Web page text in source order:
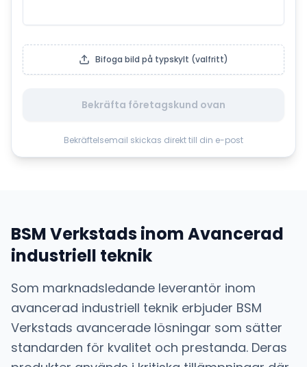
Bifoga bild på typskylt (valfritt)
Bekräfta företagskund ovan
Bekräftelsemail skickas direkt till din e-post
BSM VerkstadsinomAvancerad
industriell teknik
Som marknadsledande leverantör inom
avancerad industriell teknik erbjuder BSM
Verkstads avancerade lösningar som sätter
standarden för kvalitet och prestanda. Deras